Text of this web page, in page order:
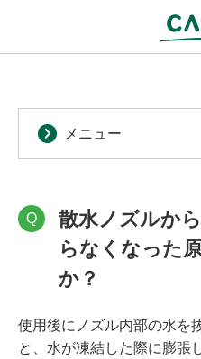
メニュー
Q
散水ノズルか
らなくなった
か？
使用後にノズル内部の水を
と、水が凍結した際に膨張